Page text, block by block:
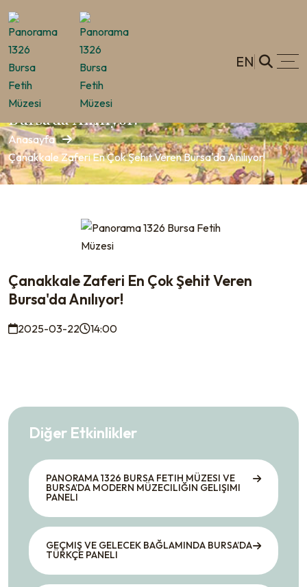
EN
Çanakkale Zaferi En Çok Şehit Veren
Bursa'da Anılıyor!
Anasayfa
Çanakkale Zaferi En Çok Şehit Veren Bursa'da Anılıyor!
Çanakkale Zaferi En Çok Şehit Veren
Bursa'da Anılıyor!
2025-03-22 14:00
Diğer Etkinlikler
PANORAMA 1326 BURSA FETIH MÜZESI VE
BURSA’DA MODERN MÜZECILIĞIN GELIŞIMI
PANELI
GEÇMIŞ VE GELECEK BAĞLAMINDA BURSA’DA
TÜRKÇE PANELI